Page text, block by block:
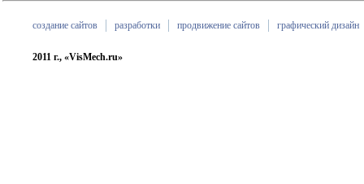
создание сайтов разработки продвижение сайтов графический дизайн
2011 г., «VisMech.ru»